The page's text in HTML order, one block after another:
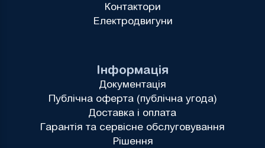
Інформація
Документація
Публічна оферта (публічна угода)
Доставка і оплата
Гарантія та сервісне обслуговування
Рішення
Контактори
Електродвигуни